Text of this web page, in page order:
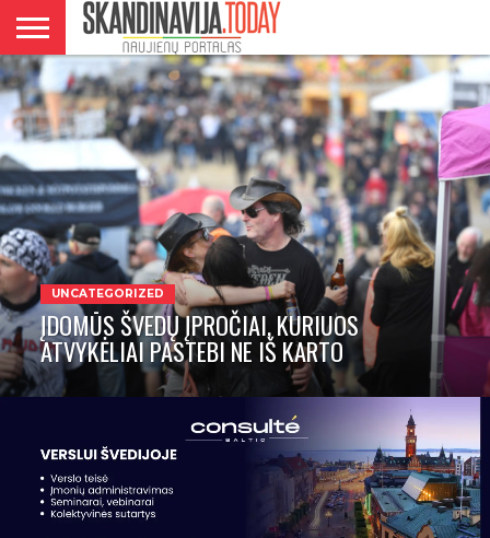
DANIJA
NORVEGIJA
ŠVEDIJA
LIETUVA
VERSLAS
UNCATEGORIZED
ĮDOMŪS ŠVEDŲ ĮPROČIAI, KURIUOS
ATVYKĖLIAI PASTEBI NE IŠ KARTO